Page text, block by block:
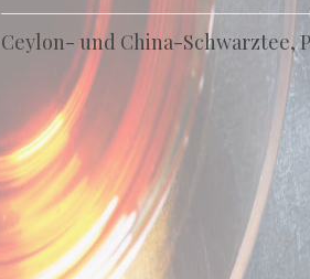
Ceylon- und China-Schwarztee,